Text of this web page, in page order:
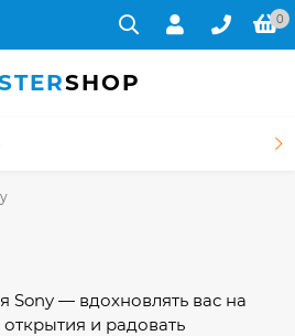
0
SHOP
Sony — вдохновлять вас на
и радовать